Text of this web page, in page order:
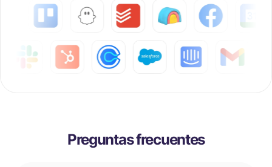
Preguntas frecuentes